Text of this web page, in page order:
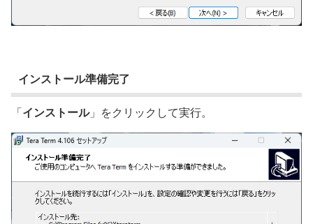
インストール準備完了
「 インストール」をクリックして実行。